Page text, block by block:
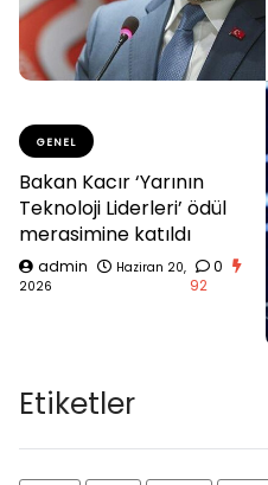
GENEL
Bakan Kacır ‘Yarının
Teknoloji Liderleri’ ödül
merasimine katıldı
admin
Haziran 20,
2026
0
92
Etiketler